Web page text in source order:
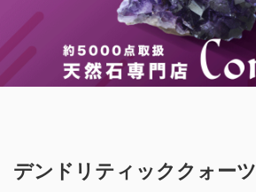
デンドリティッククォーツ